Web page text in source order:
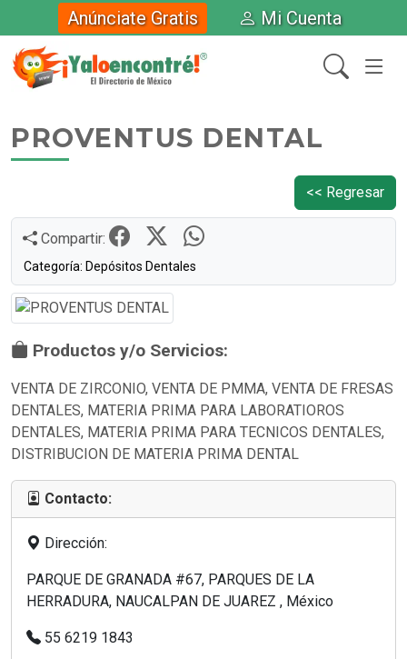
Anúnciate Gratis Mi Cuenta
PROVENTUS DENTAL
<< Regresar
Compartir:
Categoría: Depósitos Dentales
Productos y/o Servicios:
VENTA DE ZIRCONIO, VENTA DE PMMA, VENTA DE FRESAS
DENTALES, MATERIA PRIMA PARA LABORATIOROS
DENTALES, MATERIA PRIMA PARA TECNICOS DENTALES,
DISTRIBUCION DE MATERIA PRIMA DENTAL
Contacto:
Dirección:
PARQUE DE GRANADA #67, PARQUES DE LA
HERRADURA, NAUCALPAN DE JUAREZ , México
55 6219 1843